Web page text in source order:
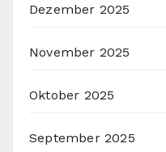
Dezember 2025
November 2025
Oktober 2025
September 2025